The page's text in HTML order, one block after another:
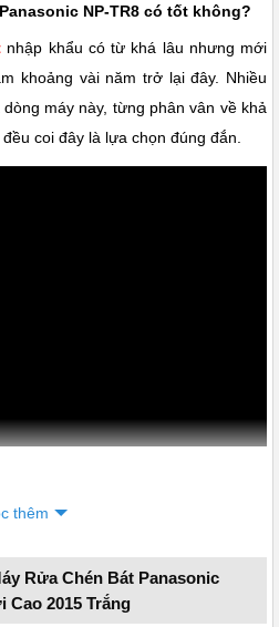
NP-TR8 có tốt không?
nhập khẩu có từ khá lâu nhưng mới
khoảng vài năm trở lại đây. Nhiều
máy này, từng phân vân về khả
coi đây là lựa chọn đúng đắn.
vết bẩn cứng đầu nhất nhờ sử dụng
rửa. Ngoài ra ở dòng
thêm
Rửa Chén Bát Panasonic
Cao 2015 Trắng